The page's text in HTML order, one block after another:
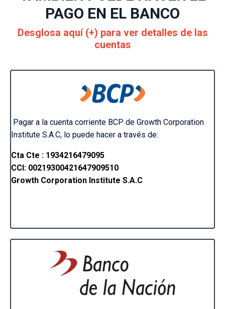
PAGO EN EL BANCO
Desglosa aquí (+) para ver detalles de las
cuentas
Pagar a la cuenta corriente BCP de Growth Corporation
Institute S.A.C, lo puede hacer a través de:
Cta Cte : 1934216479095
CCI: 00219300421647909510
Growth Corporation Institute S.A.C